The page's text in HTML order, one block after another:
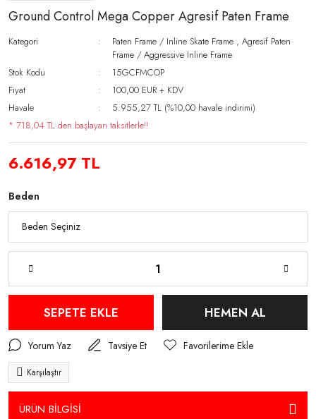
Ground Control Mega Copper Agresif Paten Frame
Kategori Paten Frame / Inline Skate Frame ,Agresif Paten
Frame / Aggressive Inline Frame
Stok Kodu
15GCFMCOP
Fiyat
100,00 EUR + KDV
Havale
5.955,27 TL (%10,00 havale indirimi)
* 718,04 TL den başlayan taksitlerle!!
6.616,97 TL
Beden
SEPETE EKLE HEMEN AL
Yorum Yaz Tavsiye Et
Karşılaştır
ÜRÜN BİLGİSİ